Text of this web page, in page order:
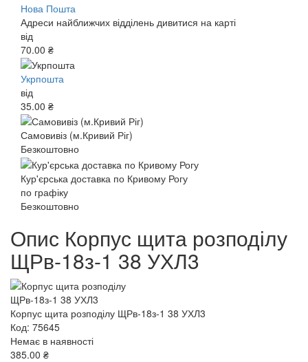
Нова Пошта
Адреси найближчих відділень дивитися на карті
від
70.00 ₴
Укрпошта
від
35.00 ₴
Самовивіз (м.Кривий Ріг)
Безкоштовно
Кур'єрська доставка по Кривому Рогу
по графіку
Безкоштовно
Опис Корпус щита розподілу
ЩРв-18з-1 38 УХЛ3
Корпус щита розподілу ЩРв-18з-1 38 УХЛ3
Код: 75645
Немає в наявності
385.00 ₴